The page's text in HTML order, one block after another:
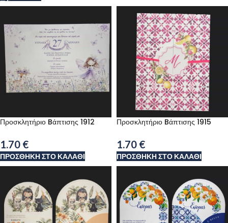
Προσκλητήριο Bάπτισης 1912
1.70 €
ΠΡΟΣΘΉΚΗ ΣΤΟ ΚΑΛΆΘΙ
Προσκλητήριο Bάπτισης 1915
1.70 €
ΠΡΟΣΘΉΚΗ ΣΤΟ ΚΑΛΆΘΙ